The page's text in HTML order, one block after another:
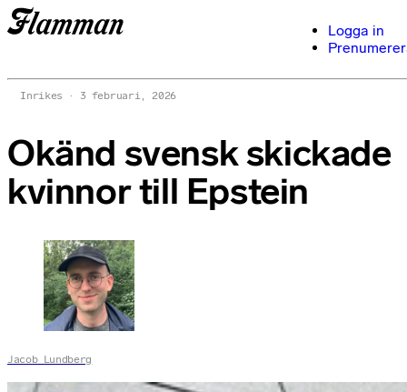
Logga in
Inrikes 3 februari, 2026
Okänd svensk skickade
kvinnor till Epstein
Jacob Lundberg